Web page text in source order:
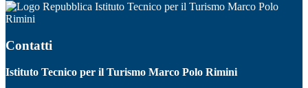
Istituto Tecnico per il Turismo Marco Polo
Rimini
Contatti
Istituto Tecnico per il Turismo Marco Polo Rimini